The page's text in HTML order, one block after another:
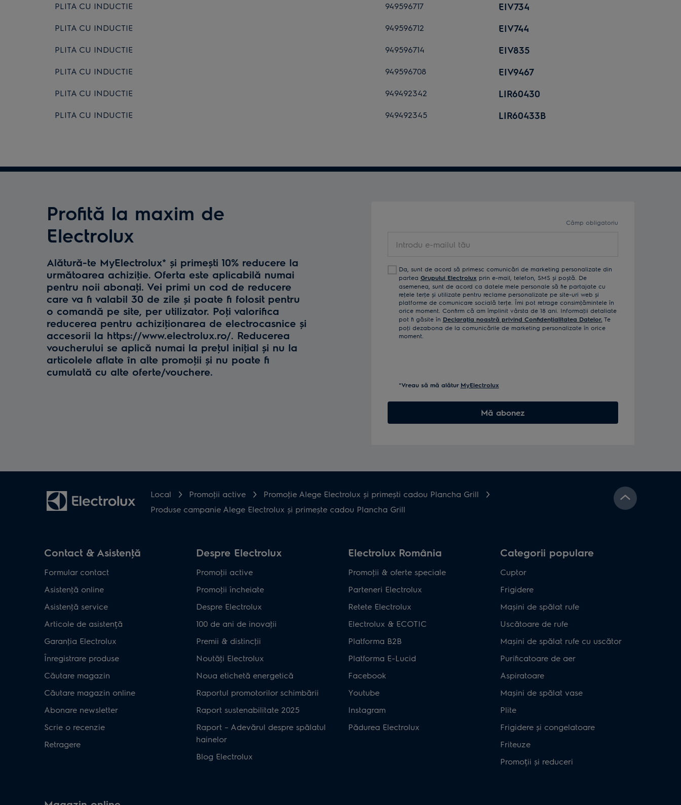
PLITA CU INDUCTIE 949596717 EIV734
PLITA CU INDUCTIE 949596712 EIV744
PLITA CU INDUCTIE 949596714 EIV835
PLITA CU INDUCTIE 949596708 EIV9467
PLITA CU INDUCTIE 949492342 LIR60430
PLITA CU INDUCTIE 949492345 LIR60433B
Profită la maxim de
Electrolux
Alătură-te MyElectrolux* și primești 10% reducere la
următoarea achiziţie. Oferta este aplicabilă numai
pentru noii abonaţi. Vei primi un cod de reducere
care va fi valabil 30 de zile și poate fi folosit pentru
o comandă pe site, per utilizator. Poţi valorifica
reducerea pentru achiziţionarea de electrocasnice și
accesorii la https://www.electrolux.ro/. Reducerea
voucherului se aplică numai la preţul iniţial și nu la
articolele aflate în alte promoţii și nu poate fi
cumulată cu alte oferte/vouchere.
Câmp obligatoriu
tău Da, sunt de acord să primesc comunicări de marketing personalizate din
partea Grupului Electrolux prin e-mail, telefon, SMS și poștă. De
asemenea, sunt de acord ca datele mele personale să fie partajate cu
reţele terţe și utilizate pentru reclame personalizate pe site-uri web și
platforme de comunicare socială terţe. Îmi pot retrage consimţămintele în
orice moment. Confirm că am împlinit vârsta de 18 ani. Informaţii detaliate
pot fi găsite în Declaraţia noastră privind Confidenţialitatea Datelor. Te
poţi dezabona de la comunicările de marketing personalizate în orice
moment.
*Vreau să mă alătur MyElectrolux
Mă abonez
Local Promoţii active
Promoţie Alege Electrolux și primești cadou Plancha Grill
Produse campanie Alege Electrolux și primește cadou Plancha Grill
Contact & Asistenţă
Formular contact
Asistenţă online
Asistenţă service
Articole de asistență
Garanţia Electrolux
Înregistrare produse
Căutare magazin
Căutare magazin online
Abonare newsletter
Scrie o recenzie
Retragere
Despre Electrolux
Promoţii active
Promoţii încheiate
Despre Electrolux
100 de ani de inovaţii
Premii & distincţii
Noutăţi Electrolux
Noua etichetă energetică
Raportul promotorilor schimbării
Raport sustenabilitate 2025
Raport – Adevărul despre spălatul
hainelor
Blog Electrolux
Electrolux România
Promoţii & oferte speciale
Parteneri Electrolux
Retete Electrolux
Electrolux & ECOTIC
Platforma B2B
Platforma E-Lucid
Facebook
Youtube
Instagram
Pădurea Electrolux
Categorii populare
Cuptor
Frigidere
Mașini de spălat rufe
Uscătoare de rufe
Mașini de spălat rufe cu uscător
Purificatoare de aer
Aspiratoare
Mașini de spălat vase
Plite
Frigidere și congelatoare
Friteuze
Promoții și reduceri